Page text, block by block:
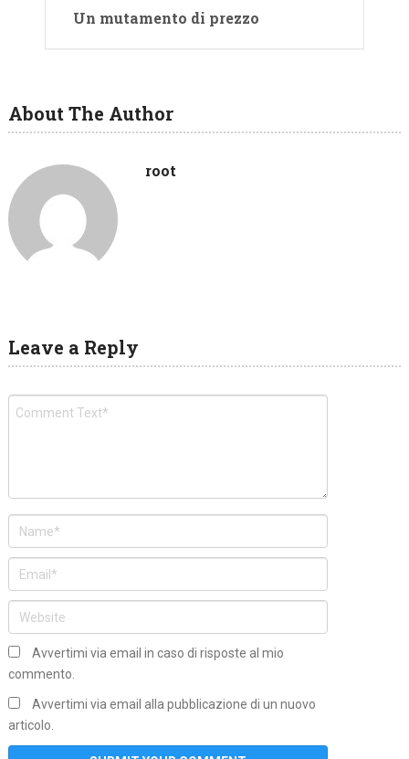
Un mutamento di prezzo
About The Author
root
Leave a Reply
Avvertimi via email in caso di risposte al mio
commento.
Avvertimi via email alla pubblicazione di un nuovo
articolo.